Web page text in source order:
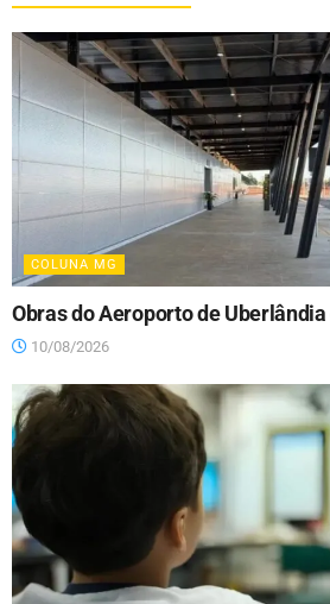
COLUNA MG
Obras do Aeroporto de
10/08/2026